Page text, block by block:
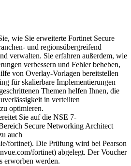
wie Sie erweiterte Fortinet Secure
und regionsübergreifend
verwalten. Sie erfahren außerdem, wie
verbessern und Fehler beheben,
von Overlay-Vorlagen bereitstellen
für skalierbare Implementierungen
Themen helfen Ihnen, die
in verteilten
optimieren.
Sie auf die NSE 7-
Secure Networking Architect
auch
fortinet). Die Prüfung wird bei Pearson
fortinet) abgelegt. Der Voucher
erworben werden.